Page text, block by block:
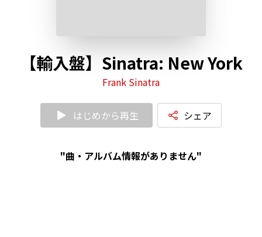
【輸入盤】Sinatra: New York
Frank Sinatra
はじめから再生 シェア
"曲・アルバム情報がありません"